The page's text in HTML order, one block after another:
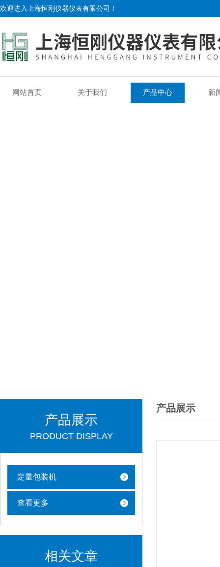
欢迎进入上海恒刚仪器仪表有限公司！
网站首页 关于我们 产品中心 新
产品展示
PRODUCT DISPLAY
定量包装机
查看更多
相关文章
产品展示